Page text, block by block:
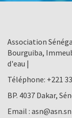
Association
Bourguiba,
d'eau |
Téléphone: +221
BP. 4037 Dakar,
Email : asn@asn.sn